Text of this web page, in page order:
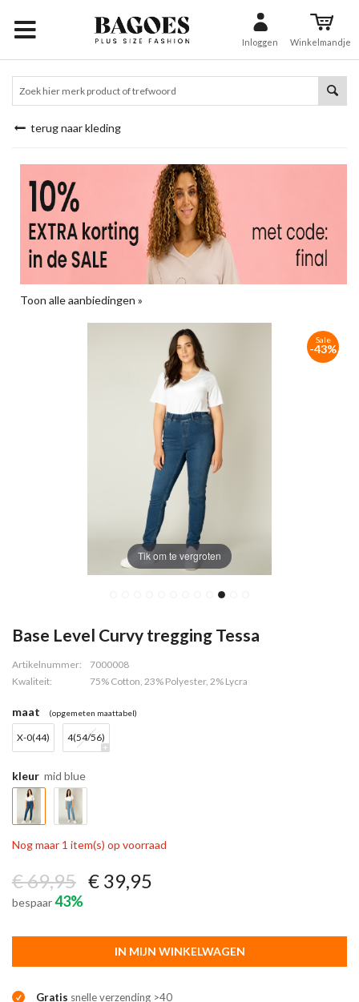
Inloggen Winkelmandje
terug naar kleding
Toon alle aanbiedingen »
Tik om te vergroten
Sale
-43%
Base Level Curvy tregging Tessa
Artikelnummer:
7000008
Kwaliteit:
75% Cotton, 23% Polyester, 2% Lycra
maat (opgemeten maattabel)
X-0(44) 4(54/56)
kleur mid blue
Nog maar 1 item(s) op voorraad
€ 69,95 € 39,95
bespaar43%
IN MIJN WINKELWAGEN
Gratis snelle verzending >40